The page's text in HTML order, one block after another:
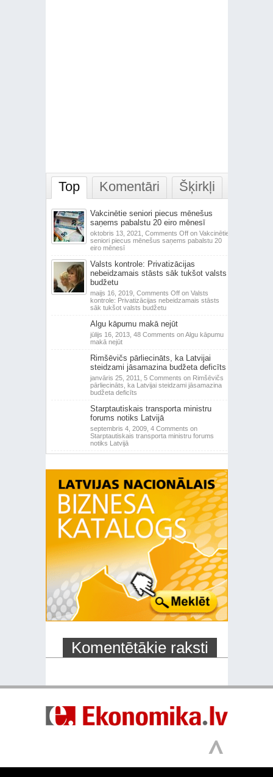
Top Komentāri Šķirkļi
Vakcinētie seniori piecus mēnešus
saņems pabalstu 20 eiro mēnesī
oktobris 13, 2021, Comments Offon Vakcinētie
seniori piecus mēnešus saņems pabalstu 20
eiro mēnesī
Valsts kontrole: Privatizācijas
nebeidzamais stāsts sāk tukšot valsts
budžetu
maijs 16, 2019, Comments Offon Valsts
kontrole: Privatizācijas nebeidzamais stāsts
sāk tukšot valsts budžetu
Algu kāpumu makā nejūt
jūlijs 16, 2013, 48 Comments on Algu kāpumu
makā nejūt
Rimšēvičs pārliecināts, ka Latvijai
steidzami jāsamazina budžeta deficīts
janvāris 25, 2011, 5 Comments on Rimšēvičs
pārliecināts, ka Latvijai steidzami jāsamazina
budžeta deficīts
Starptautiskais transporta ministru
forums notiks Latvijā
septembris 4, 2009, 4 Comments on
Starptautiskais transporta ministru forums
notiks Latvijā
Komentētākie raksti